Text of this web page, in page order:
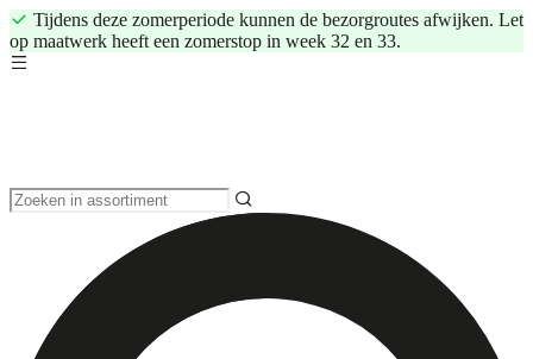
Tijdens deze zomerperiode kunnen de bezorgroutes afwijken. Let
op maatwerk heeft een zomerstop in week 32 en 33.